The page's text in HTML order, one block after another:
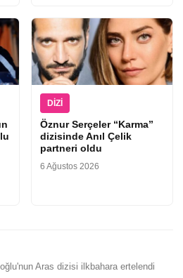
DIZI
Öznur Serçeler “Karma”
dizisinde Anıl Çelik
partneri oldu
6 Ağustos 2026
Aras dizisi ilkbahara ertelendi